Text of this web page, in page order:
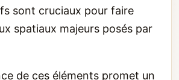
sont cruciaux pour faire
spatiaux majeurs posés par
de ces éléments promet un